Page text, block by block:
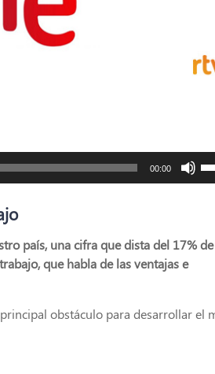
00:00
o
país, una cifra que dista del 17%
que habla de las ventajas e
obstáculo para desarrollar el